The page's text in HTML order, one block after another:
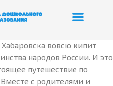
вовсю кипит
народов России. И это
путешествие по
с родителями и